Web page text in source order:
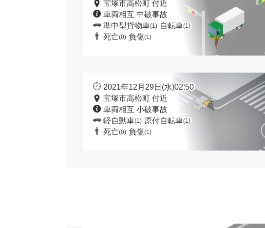
宝塚市高松町 付近
車両相互 中破事故
準中型貨物車(1) 自転車(1)
死亡(0) 負傷(1)
2021年12月29日(水)02:50
宝塚市高松町 付近
車両相互 小破事故
軽自動車(1) 原付自転車(1)
死亡(0) 負傷(1)